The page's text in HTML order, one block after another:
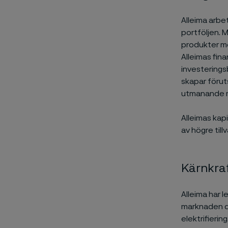
Alleima
portföljen.
produkter
Alleimas
skapar
utmanande
Alleimas
av högre
Alleima har
marknaden